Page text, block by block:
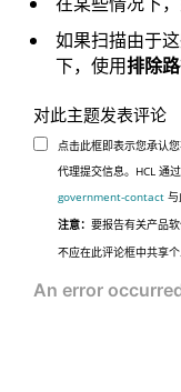
如果扫描由于
下，使用排除
对此主题发表评论
点击此框即表示您承认
代理提交信息。HCL 通
government-contact 与
注意：要报告有关产品
不应在此评论框中共享